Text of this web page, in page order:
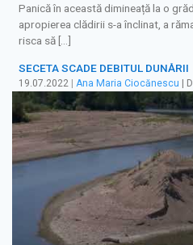
Panică în această dimineață la o
apropierea clădirii s-a înclinat, a
risca să […]
SECETA SCADE DEBITUL DUNĂRII
19.07.2022 Ana Maria Ciocănescu |